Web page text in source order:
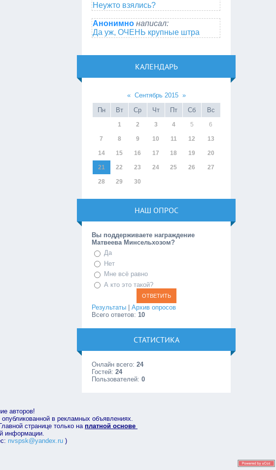
Неужто взялись?
Анонимно написал:
Да уж, ОЧЕНЬ крупные штра
КАЛЕНДАРЬ
« Сентябрь 2015 »
Пн
Вт Ср Чт Пт Сб Вс
1 2 3 4 5 6
7 8 9 10 11 12 13
14 15 16 17 18 19 20
21 22 23 24 25 26 27
28 29 30
НАШ ОПРОС
Вы поддерживаете награждение
Матвеева Минсельхозом?
Да
Нет
Мне всё равно
А кто это такой?
Результаты |Архив опросов
Всего ответов:10
СТАТИСТИКА
Онлайн всего:24
Гостей:24
Пользователей:0
авторов!
в рекламных объявлениях.
странице только на платной основе
информации.
nvspsk@yandex.ru)